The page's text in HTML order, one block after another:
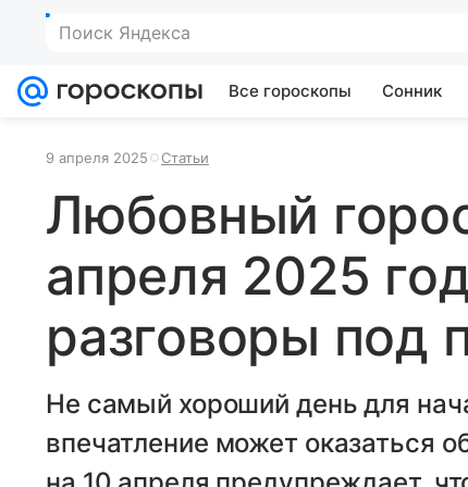
Поиск Яндекса
Все гороскопы Сонник
9 апреля 2025 Статьи
Любовный
апреля 2025
разговоры под
Не самый хороший день для
впечатление может оказаться